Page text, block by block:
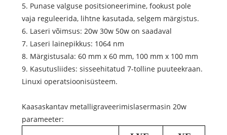
5. Punase valguse positsioneerimine, fookust pole
vaja reguleerida, lihtne kasutada, selgem märgistus.
6. Laseri võimsus: 20w 30w 50w on saadaval
7. Laseri lainepikkus: 1064 nm
8. Märgistusala: 60 mm x 60 mm, 100 mm x 100 mm
9. Kasutusliides: sisseehitatud 7-tolline puuteekraan.
Linuxi operatsioonisüsteem.
Kaasaskantav metalligraveerimislasermasin 20w
parameeter: